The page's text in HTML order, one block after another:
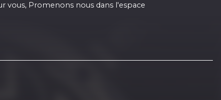
vous, Promenons nous dans l'espace